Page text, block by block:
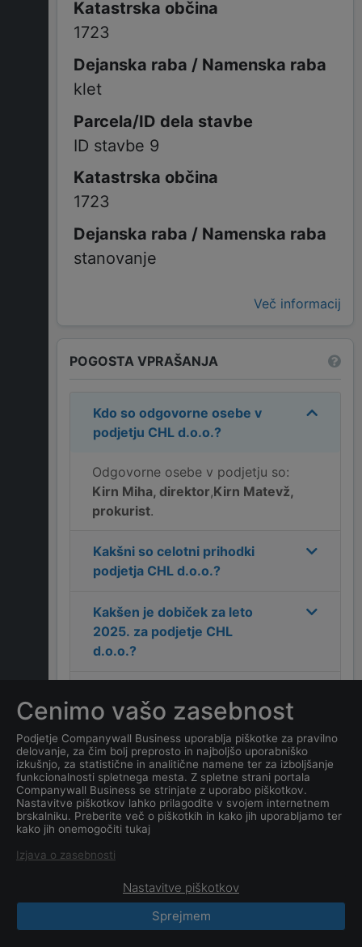
1723
klet
ID stavbe 9
1723
stanovanje
Več informacij
POGOSTA VPRAŠANJA
Kdo so odgovorne osebe v
podjetju CHL d.o.o.?
Odgovorne osebe v podjetju so:
Kirn Miha, direktor,Kirn Matevž,
prokurist.
Kakšni so celotni prihodki
podjetja CHL d.o.o.?
Kakšen je dobiček za leto
2025. za podjetje CHL
d.o.o.?
CHL d.o.o.?
Kakšen je kontakt podjetja
CHL d.o.o.?
Kateri je datum ustanovitve
podjetjaCHL d.o.o.
CompanyWall Business © 2026
uporabe | Zasebnost
Cenimo vašo zasebnost
Podjetje Companywall Business uporablja piškotke za pravilno
delovanje, za čim bolj preprosto in najboljšo uporabniško
izkušnjo, za statistične in analitične namene ter za izboljšanje
funkcionalnosti spletnega mesta. Z spletne strani portala
Companywall Business se strinjate z uporabo piškotkov.
Nastavitve piškotkov lahko prilagodite v svojem internetnem
brskalniku. Preberite več o piškotkih in kako jih uporabljamo ter
kako jih onemogočiti tukaj
Izjava o zasebnosti
Nastavitve piškotkov
Sprejmem